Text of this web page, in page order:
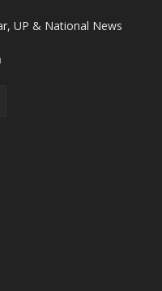
UP & National News